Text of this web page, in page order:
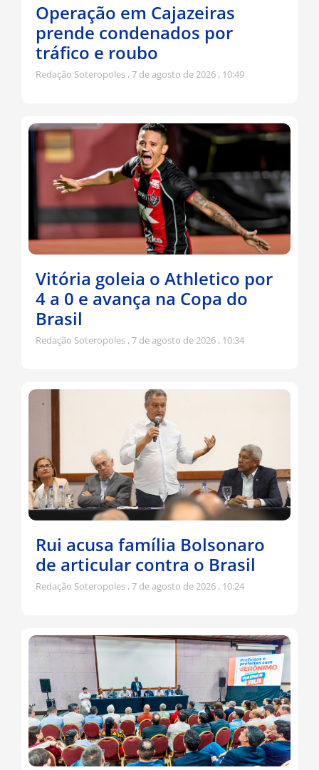
Operação em Cajazeiras
prende condenados por
tráfico e roubo
Redação Soteropoles 7 de agosto de 2026 10:49
Vitória goleia o Athletico por
4 a 0 e avança na Copa do
Brasil
Redação Soteropoles 7 de agosto de 2026 10:34
Rui acusa família Bolsonaro
de articular contra o Brasil
Redação Soteropoles 7 de agosto de 2026 10:24